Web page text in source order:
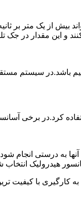
از یک متر بر
باشد.در سیستم
کرد.در برخی
به درستی انجام
هیدرولیک انتخاب
به کارگیری با